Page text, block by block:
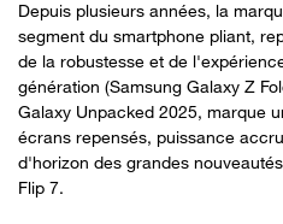
Depuis plusieurs années, la
segment du smartphone pliant,
de la robustesse et de
génération (Samsung Galaxy Z
Galaxy Unpacked 2025, marque
écrans repensés, puissance
d'horizon des grandes
Flip 7.